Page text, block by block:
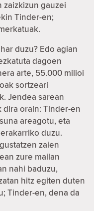
zaizkizun gauzei
Tinder-en;
duzu? Edo agian
dagoen
arte, 55.000 milioi
sortzeari
Jendea sarean
orain: Tinder-en
areagotu, eta
duzu.
zaien
zure mailan
nahi baduzu,
hitz egiten duten
Tinder-en, dena da